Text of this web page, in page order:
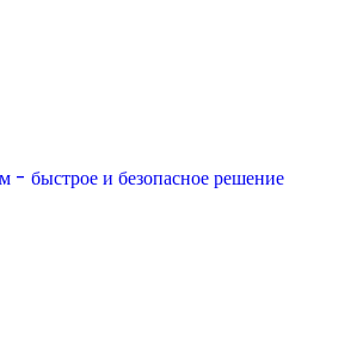
быстрое и безопасное решение